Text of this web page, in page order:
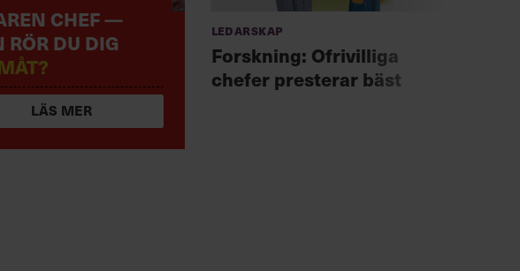
CHEF —
RÖR DU DIG
LÄS MER
Ledarskap
Forskning: Ofrivilliga
chefer presterar bäst